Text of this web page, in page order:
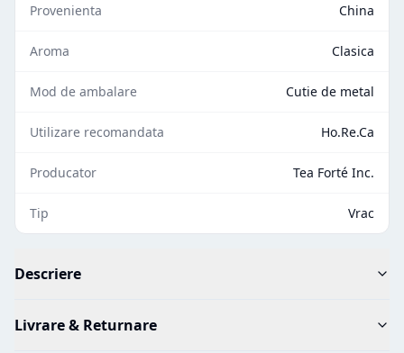
Provenienta China
Aroma Clasica
Mod de ambalare Cutie de metal
Utilizare recomandata Ho.Re.Ca
Producator Tea Forté Inc.
Tip Vrac
Descriere
Livrare & Returnare